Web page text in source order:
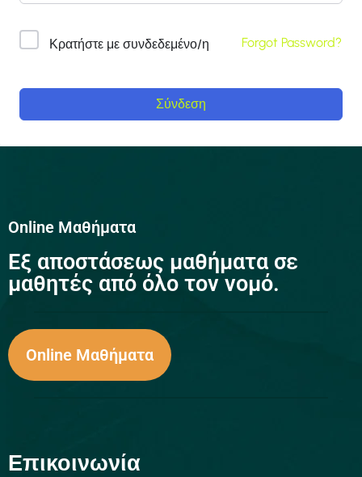
Κρατήστε με συνδεδεμένο/η Forgot Password?
Σύνδεση
Online Μαθήματα
Eξ αποστάσεως μαθήματα σε
μαθητές από όλο τον νομό.
Online Μαθήματα
Επικοινωνία